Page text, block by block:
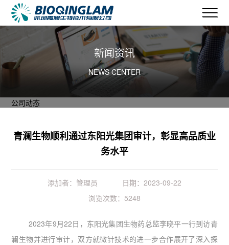
新闻资讯
NEWS CENTER
公司动态
青澜生物顺利通过东阳光集团审计，彰显高品质业
务水平
添加者：管理员
日期：2023-09-22
浏览次数：5248
2023年9月22日，东阳光集团生物药总监李晓平一行到访青
澜生物并进行审计，双方就微针技术的进一步合作展开了深入探